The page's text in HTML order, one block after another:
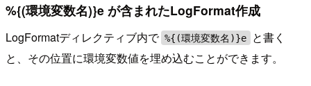
%{(環境変数名)}e が含まれたLogFormat作成
LogFormatディレクティブ内で %{(環境変数名)}e
と書く
と、その位置に環境変数値を埋め込むことができます。